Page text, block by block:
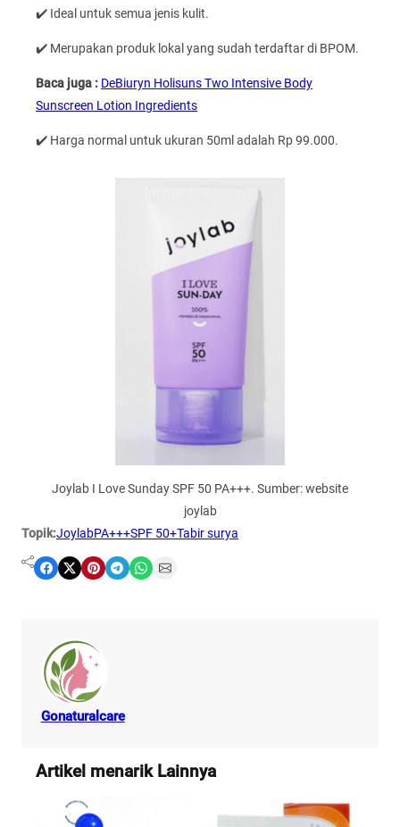
✔️ Ideal untuk semua jenis kulit.
✔️ Merupakan produk lokal yang sudah terdaftar di BPOM.
Baca juga : DeBiuryn Holisuns Two Intensive Body
Sunscreen Lotion Ingredients
✔️ Harga normal untuk ukuran 50ml adalah Rp 99.000.
Joylab I Love Sunday SPF 50 PA+++. Sumber: website
joylab
Topik:JoylabPA+++SPF 50+Tabir surya
Share on Facebook Share on X Share on Pinterest Share on Telegram Share on WhatsApp Share on Email
Gonaturalcare
Artikel menarik Lainnya